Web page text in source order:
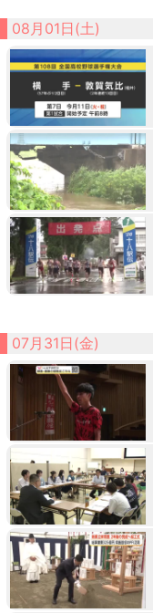
08月01日(土)
07月31日(金)